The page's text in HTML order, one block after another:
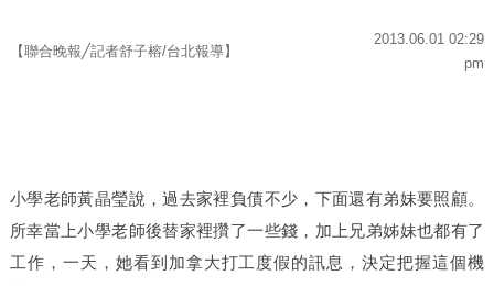
【聯合晚報╱記者舒子榕/台北報導】
2013.06.01 02:29
pm
小學老師黃晶瑩說，過去家裡負債不少，下面還有弟妹要照顧。
所幸當上小學老師後替家裡攢了一些錢，加上兄弟姊妹也都有了
工作，一天，她看到加拿大打工度假的訊息，決定把握這個機